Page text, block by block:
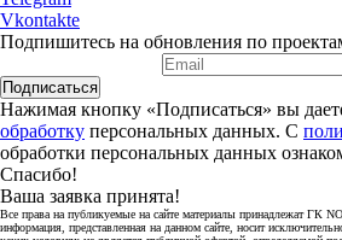
Vkontakte
Подпишитесь на обновления по
Подписаться
Нажимая кнопку «Подписаться» вы
обработку персональных данных. С
обработки персональных данных
Спасибо!
Ваша заявка принята!
Все права на публикуемые на сайте материалы принадлежат ГК
информация, представленная на данном сайте, носит